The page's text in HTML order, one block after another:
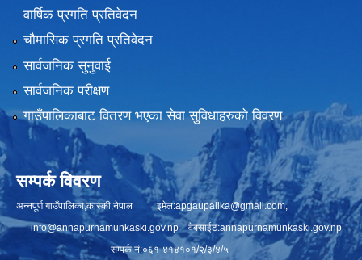
वार्षिक प्रगति प्रतिवेदन
चौमासिक प्रगति प्रतिवेदन
सार्वजनिक सुनुवाई
सार्वजनिक परीक्षण
गाउँपालिकाबाट वितरण भएका सेवा सुविधाहरुको विवरण
सम्पर्क विवरण
अन्नपूर्ण गाउँपालिका,कास्की,नेपाल इमेल:apgaupalika@gmail.com,
info@annapurnamunkaski.gov.npवेबसाईट:annapurnamunkaski.gov.np
सम्पर्क नं:०६१-४१४१०१/२/३/४/५